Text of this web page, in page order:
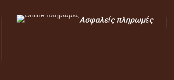
Ασφαλείς πληρωμές